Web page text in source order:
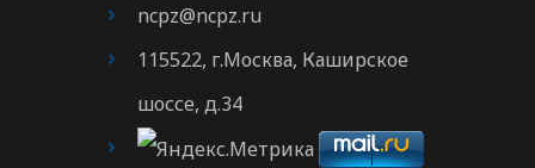
ncpz@ncpz.ru
115522, г.Москва, Каширское
шоссе, д.34